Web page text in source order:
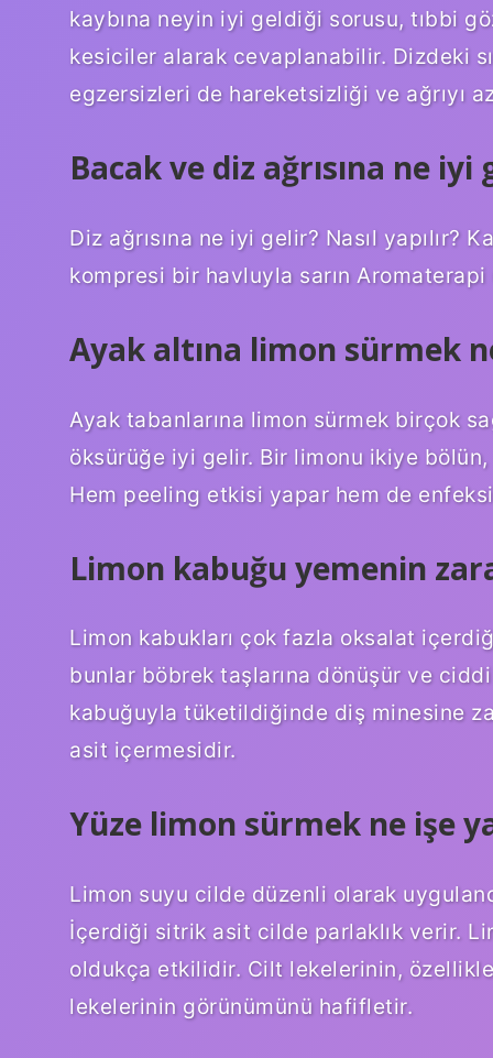
kaybına neyin iyi geldiği sorusu, tıbbi
kesiciler alarak cevaplanabilir. Dizdeki
egzersizleri de hareketsizliği ve ağrıyı
Bacak ve diz ağrısına ne iyi
Diz ağrısına ne iyi gelir? Nasıl yapılır?
kompresi bir havluyla sarın Aromaterapi
Ayak altına limon sürmek
Ayak tabanlarına limon sürmek birçok
öksürüğe iyi gelir. Bir limonu ikiye bölün,
Hem peeling etkisi yapar hem de
Limon kabuğu yemenin
Limon kabukları çok fazla oksalat
bunlar böbrek taşlarına dönüşür ve
kabuğuyla tüketildiğinde diş minesine
asit içermesidir.
Yüze limon sürmek ne işe
Limon suyu cilde düzenli olarak
İçerdiği sitrik asit cilde parlaklık verir.
oldukça etkilidir. Cilt lekelerinin,
lekelerinin görünümünü hafifletir.